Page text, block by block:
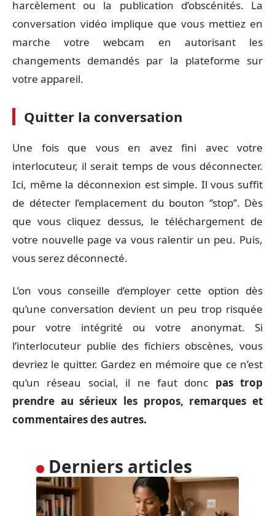
harcèlement ou la publication d’obscénités. La
conversation vidéo implique que vous mettiez en
marche votre webcam en autorisant les
changements demandés par la plateforme sur
votre appareil.
Quitter la conversation
Une fois que vous en avez fini avec votre
interlocuteur, il serait temps de vous déconnecter.
Ici, même la déconnexion est simple. Il vous suffit
de détecter l’emplacement du bouton ‘’stop’’. Dès
que vous cliquez dessus, le téléchargement de
votre nouvelle page va vous ralentir un peu. Puis,
vous serez déconnecté.
L’on vous conseille d’employer cette option dès
qu’une conversation devient un peu trop risquée
pour votre intégrité ou votre anonymat. Si
l’interlocuteur publie des fichiers obscènes, vous
devriez le quitter. Gardez en mémoire que ce n’est
qu’un réseau social, il ne faut donc pas trop
prendre au sérieux les propos, remarques et
commentaires des autres.
Derniers articles